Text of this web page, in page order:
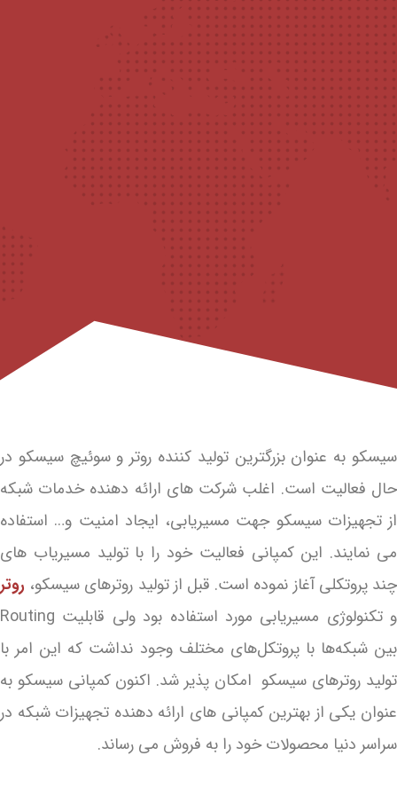
سیسکو به عنوان بزرگترین تولید کننده روتر و سوئیچ سیسکو در
حال فعالیت است. اغلب شرکت های ارائه دهنده خدمات شبکه
از تجهیزات سیسکو جهت مسیریابی، ایجاد امنیت و… استفاده
می نمایند. این کمپانی فعالیت خود را با تولید مسیریاب های
چند پروتکلی آغاز نموده است. قبل از تولید روترهای سیسکو، روتر
و تکنولوژی مسیریابی مورد استفاده بود ولی قابلیت Routing
بین شبکه‌ها با پروتکل‌های مختلف وجود نداشت که این امر با
تولید روترهای سیسکو امکان پذیر شد. اکنون کمپانی سیسکو به
عنوان یکی از بهترین کمپانی های ارائه دهنده تجهیزات شبکه در
سراسر دنیا محصولات خود را به فروش می رساند.